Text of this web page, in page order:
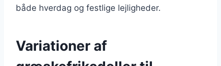
både hverdag og festlige lejligheder.
Variationer af